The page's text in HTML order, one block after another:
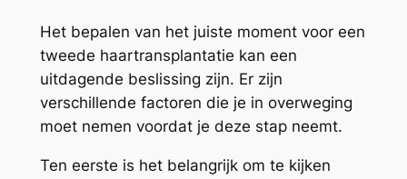
Het bepalen van het juiste moment voor een
tweede haartransplantatie kan een
uitdagende beslissing zijn. Er zijn
verschillende factoren die je in overweging
moet nemen voordat je deze stap neemt.
Ten eerste is het belangrijk om te kijken